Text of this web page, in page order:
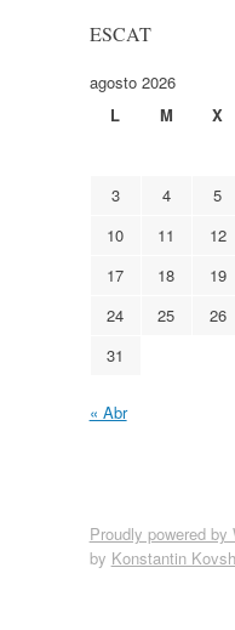
ESCAT
agosto 2026
L
M X
3
4 5
10
11 12
17
18 19
24
25 26
31
« Abr
Proudly powered by
by Konstantin